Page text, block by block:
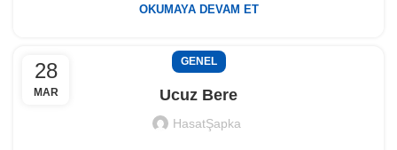
OKUMAYA DEVAM ET
28
MAR
GENEL
Ucuz Bere
HasatŞapka